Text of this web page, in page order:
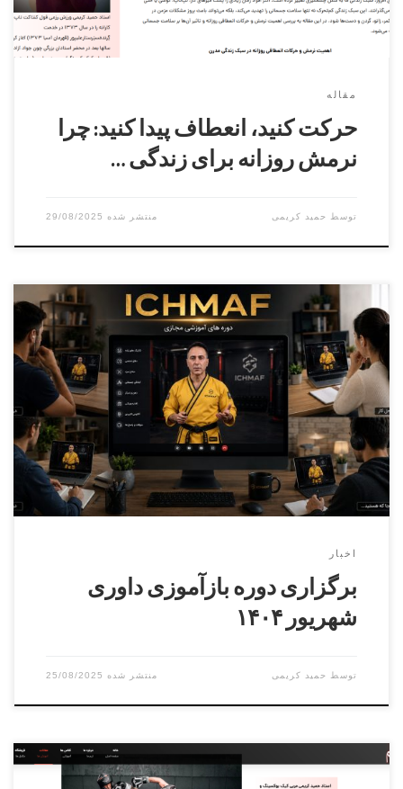
مقاله
حرکت کنید، انعطاف پیدا کنید: چرا
نرمش روزانه برای زندگی …
توسط حمید کریمی 29/08/2025
مدرس دوره سید رضا سیدیان آقایان و بانوانزمان
: ۱۹ شهریور ۱۴۰۴ ثبت نام فقط از طریق پنل کاربری فدراسیون
انجام می شودhttps://irmaaf.ir محل برگزاری : کرج , میدان
استاندارد, ورزشگاه شریعتی
اخبار
برگزاری دوره بازآموزی داوری
شهریور ۱۴۰۴
توسط حمید کریمی 25/08/2025